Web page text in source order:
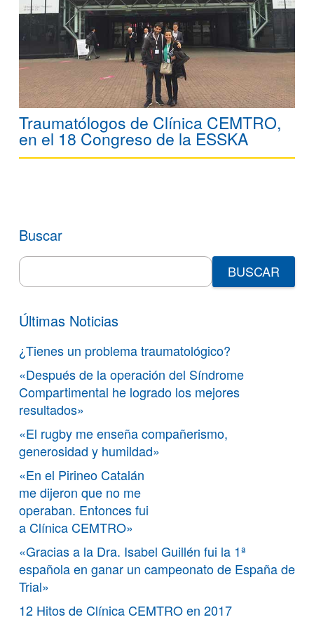
Traumatólogos de Clínica CEMTRO,
en el 18 Congreso de la ESSKA
Buscar
Search
for:
Últimas Noticias
¿Tienes un problema traumatológico?
«Después de la operación del Síndrome
Compartimental he logrado los mejores
resultados»
«El rugby me enseña compañerismo,
generosidad y humildad»
«En el Pirineo Catalán
me dijeron que no me
operaban. Entonces fui
a Clínica CEMTRO»
«Gracias a la Dra. Isabel Guillén fui la 1ª
española en ganar un campeonato de España de
Trial»
12 Hitos de Clínica CEMTRO en 2017